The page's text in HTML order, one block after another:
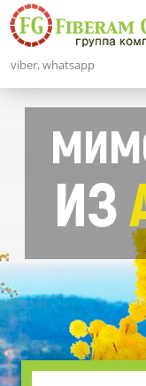
viber, whatsapp
ИЗ